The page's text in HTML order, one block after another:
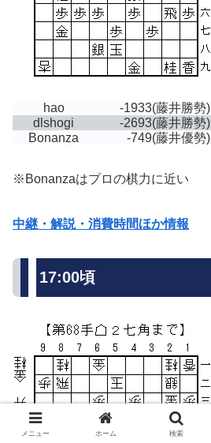
hao -1933(藤井勝勢)
dlshogi
-2693(藤井勝勢)
Bonanza
-749(藤井優勢)
※Bonanzaはプロの棋力に近い
中継・解説・消費時間ほか情報
17:00頃
メニュー ホーム 検索